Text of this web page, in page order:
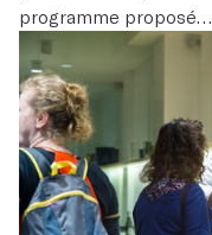
programme proposé…